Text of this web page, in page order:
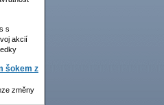
s
akcií
šokem z
změny